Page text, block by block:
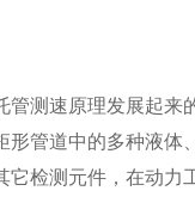
测速原理发展起
管道中的多种液
检测元件，在动